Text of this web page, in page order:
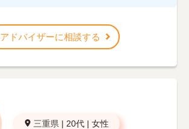
アドバイザーに相談する
三重県 | 20代 | 女性